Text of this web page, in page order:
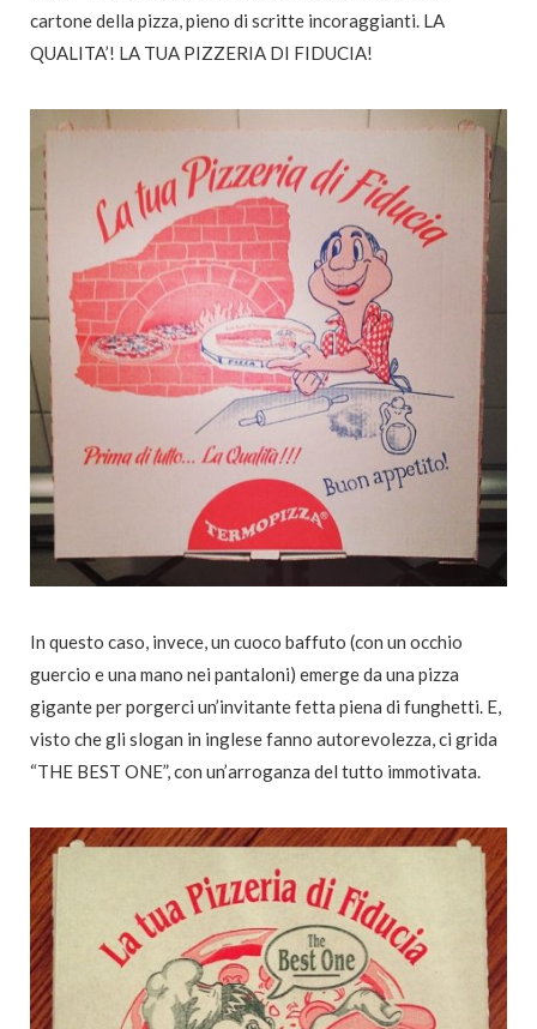
cartone della pizza, pieno di scritte incoraggianti. LA
QUALITA’! LA TUA PIZZERIA DI FIDUCIA!
In questo caso, invece, un cuoco baffuto (con un occhio
guercio e una mano nei pantaloni) emerge da una pizza
gigante per porgerci un’invitante fetta piena di funghetti. E,
visto che gli slogan in inglese fanno autorevolezza, ci grida
“THE BEST ONE”, con un’arroganza del tutto immotivata.